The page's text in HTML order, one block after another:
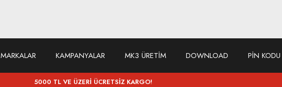
MARKALAR KAMPANYALAR MK3 ÜRETİM DOWNLOAD PİN KODU
5000 TL VE ÜZERİ ÜCRETSİZ KARGO!